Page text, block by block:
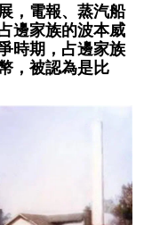
，電報、蒸汽船
邊家族的波本威
時期，占邊家族
，被認為是比